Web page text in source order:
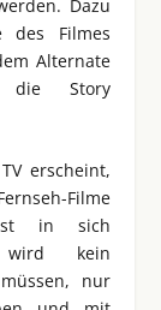
Dazu
des Filmes
Alternate
die Story
erscheint,
Filme
ist in sich
kein
nur